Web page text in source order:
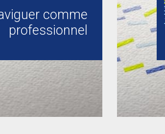
comme
professionnel